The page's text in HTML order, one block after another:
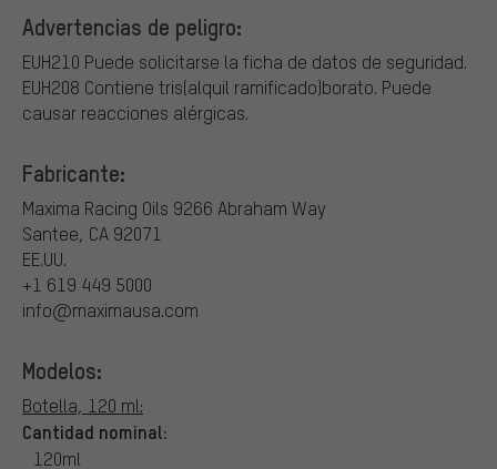
Advertencias de peligro:
EUH210 Puede solicitarse la ficha de datos de seguridad.
EUH208 Contiene tris(alquil ramificado)borato. Puede
causar reacciones alérgicas.
Fabricante:
Maxima Racing Oils 9266 Abraham Way
Santee, CA 92071
EE.UU.
+1 619 449 5000
info@maximausa.com
Modelos:
Botella, 120 ml:
Cantidad nominal:
120ml